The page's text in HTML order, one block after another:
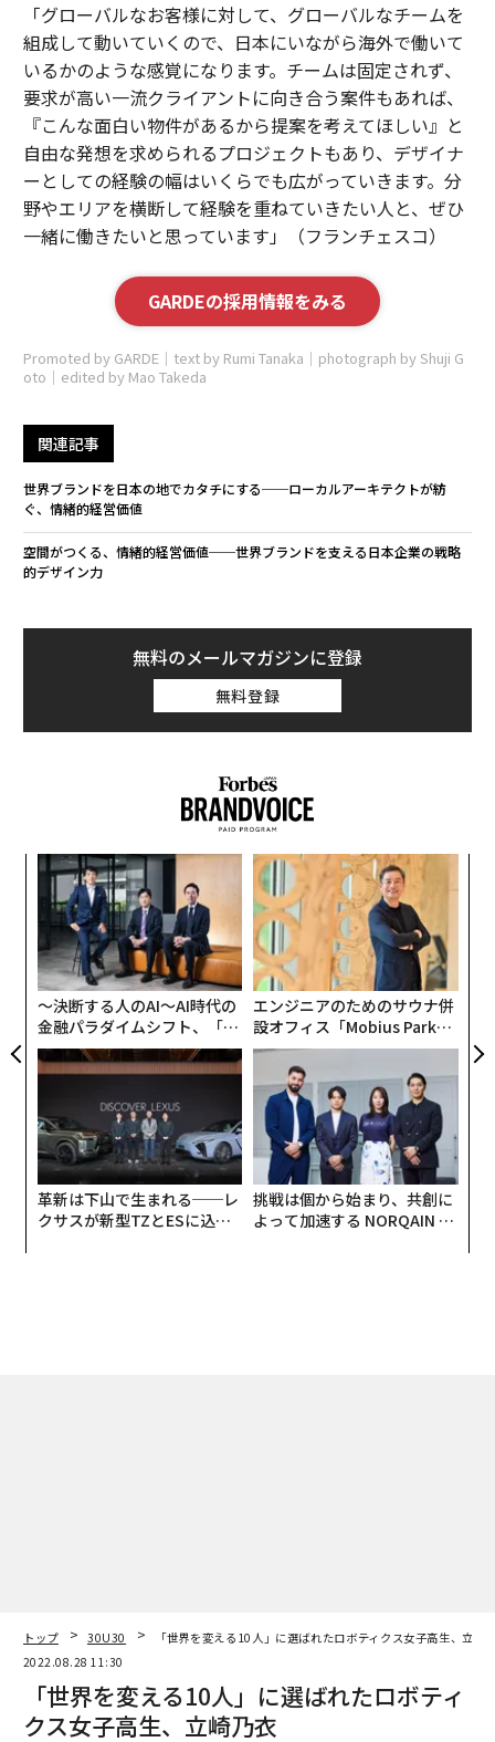
「グローバルなお客様に対して、グローバルなチームを
組成して動いていくので、日本にいながら海外で働いて
いるかのような感覚になります。チームは固定されず、
要求が高い一流クライアントに向き合う案件もあれば、
『こんな面白い物件があるから提案を考えてほしい』と
自由な発想を求められるプロジェクトもあり、デザイナ
ーとしての経験の幅はいくらでも広がっていきます。分
野やエリアを横断して経験を重ねていきたい人と、ぜひ
一緒に働きたいと思っています」（フランチェスコ）
GARDEの採用情報をみる
Promoted by GARDE｜text by Rumi Tanaka｜photograph by Shuji G
oto｜edited by Mao Takeda
関連記事
世界ブランドを日本の地でカタチにする──ローカルアーキテクトが紡
ぐ、情緒的経営価値
空間がつくる、情緒的経営価値──世界ブランドを支える日本企業の戦略
的デザイン力
無料のメールマガジンに登録
無料登録
〜決断する人のAI〜AI時代の
金融パラダイムシフト、「超
個別化」の核心 【MUFG×ウ
ェルスナビ×PwC】
エンジニアのためのサウナ併
設オフィス「Mobius Park」
がオープン──タマディック
が健康経営を徹底する理由
革新は下山で生まれる──レ
クサスが新型TZとESに込め
挑戦は個から始まり、共創に
よって加速する NORQAIN JA
トップ 30U30
「世界を変える10人」に選ばれたロボティクス女子高生、立崎
2022.08.28 11:30
「世界を変える10人」に選ばれたロボティ
クス女子高生、立崎乃衣